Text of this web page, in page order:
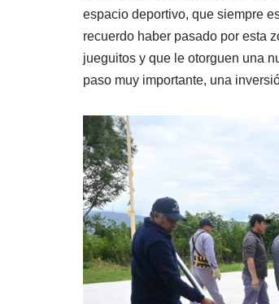
espacio deportivo, que siempre
recuerdo haber pasado por esta
jueguitos y que le otorguen una
paso muy importante, una